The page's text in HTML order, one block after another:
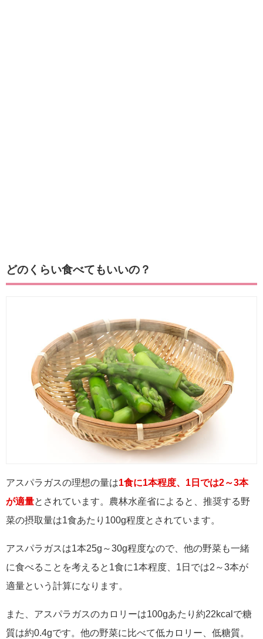
どのくらい食べてもいいの？
アスパラガスの理想の量は1食に1本程度、1日では2～3本
が適量とされています。農林水産省によると、推奨する野
菜の摂取量は1食あたり100g程度とされています。
アスパラガスは1本25g～30g程度なので、他の野菜も一緒
に食べることを考えると1食に1本程度、1日では2～3本が
適量という計算になります。
また、アスパラガスのカロリーは100gあたり約22kcalで糖
質は約0.4gです。他の野菜に比べて低カロリー、低糖質。